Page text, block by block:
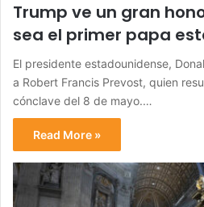
Trump ve un gran
sea el primer papa
El presidente estadounidense,
a Robert Francis Prevost, quien
cónclave del 8 de mayo.…
Read More »